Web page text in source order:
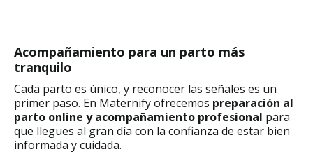
Acompañamiento para un parto más
tranquilo
Cada parto es único, y reconocer las señales es un
primer paso. En Maternify ofrecemos preparación al
parto online y acompañamiento profesional para
que llegues al gran día con la confianza de estar bien
informada y cuidada.